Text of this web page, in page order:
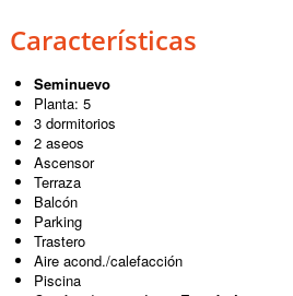
Características
Seminuevo
Planta: 5
3 dormitorios
2 aseos
Ascensor
Terraza
Balcón
Parking
Trastero
Aire acond./calefacción
Piscina